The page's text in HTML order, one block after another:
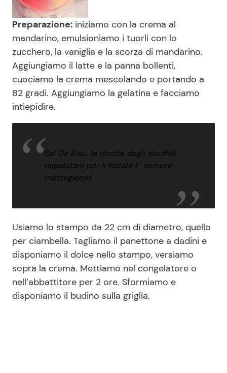
Preparazione: iniziamo con la crema al
mandarino, emulsioniamo i tuorli con lo
zucchero, la vaniglia e la scorza di mandarino.
Aggiungiamo il latte e la panna bollenti,
cuociamo la crema mescolando e portando a
82 gradi. Aggiungiamo la gelatina e facciamo
intiepidire.
Sal De Riso, la ricetta degli struffoli
napoletani per il Natale E’ sempre
mezzogiorno
Usiamo lo stampo da 22 cm di diametro, quello
per ciambella. Tagliamo il panettone a dadini e
disponiamo il dolce nello stampo, versiamo
sopra la crema. Mettiamo nel congelatore o
nell’abbattitore per 2 ore. Sformiamo e
disponiamo il budino sulla griglia.